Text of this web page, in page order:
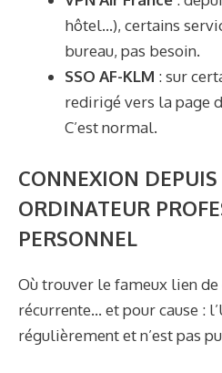
hôtel…), certains
bureau, pas besoin.
SSO AF-KLM : sur
redirigé vers la page
C’est normal.
CONNEXION
ORDINATEUR
PERSONNEL
Où trouver le fameux lien de
récurrente… et pour cause :
régulièrement et n’est pas